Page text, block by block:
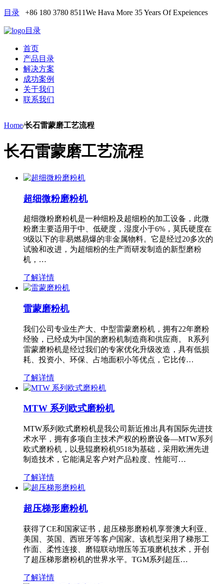
目录 +86 180 3780 8511We Hava More 35 Years Of Expeiences
目录
首页
产品目录
解决方案
成功案例
关于我们
联系我们
Home/长石雷蒙磨工艺流程
长石雷蒙磨工艺流程
超细微粉磨粉机
超细微粉磨粉机是一种细粉及超细粉的加工设备，此微
粉磨主要适用于中、低硬度，湿度小于6%，莫氏硬度在
9级以下的非易燃易爆的非金属物料。它是经过20多次的
试验和改进，为超细粉的生产而研发制造的新型磨粉
机，…
了解详情
雷蒙磨粉机
我们公司专业生产大、中型雷蒙磨粉机，拥有22年磨粉
经验，已经成为中国的磨粉机制造商和供应商。 R系列
雷蒙磨粉机是经过我们的专家优化升级改造，具有低损
耗、投资小、环保、占地面积小等优点，它比传…
了解详情
MTW 系列欧式磨粉机
MTW系列欧式磨粉机是我公司新近推出具有国际先进技
术水平，拥有多项自主技术产权的粉磨设备—MTW系列
欧式磨粉机，以悬辊磨粉机9518为基础，采用欧洲先进
制造技术，它能满足客户对产品粒度、性能可…
了解详情
超压梯形磨粉机
获得了CE和国家证书，超压梯形磨粉机享誉澳大利亚、
美国、英国、西班牙等客户国家。该机型采用了梯形工
作面、柔性连接、磨辊联动增压等五项磨机技术，开创
了超压梯形磨粉机的世界水平。TGM系列超压…
了解详情